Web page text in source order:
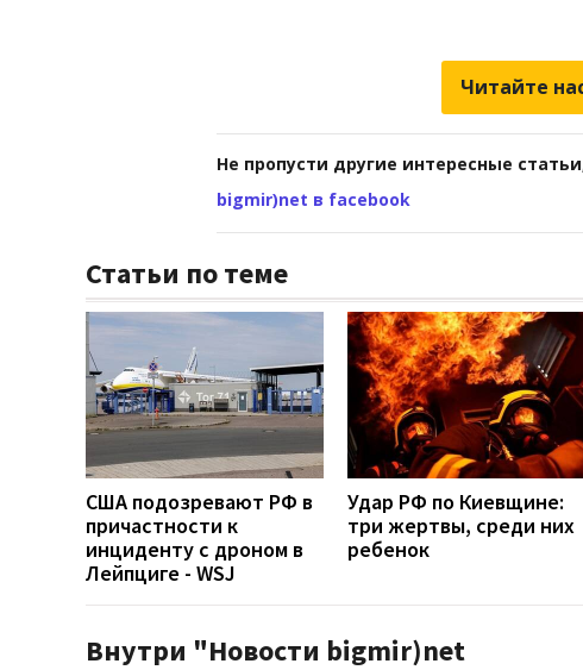
Читайте
Не пропусти другие интересные
bigmir)net в facebook
Статьи по теме
США подозревают РФ в
причастности к
инциденту с дроном в
Лейпциге - WSJ
Удар РФ по Киевщине:
три жертвы, среди них
ребенок
Внутри "Новости bigmir)net